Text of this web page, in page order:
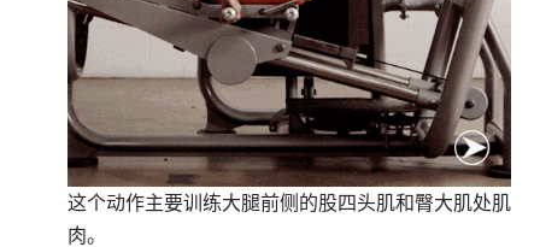
这个动作主要训练大腿前侧的股四头肌和臀大肌处肌
肉。